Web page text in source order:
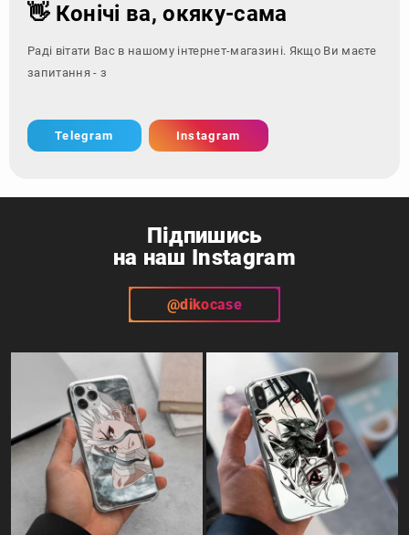
👋 Конічі ва, окяку-сама
Раді вітати Вас в нашому інтернет-магазині. Якщо Ви маєте
запитання - зверніться за
Telegram Instagram
Підпишись
на наш Instagram
@dikocase